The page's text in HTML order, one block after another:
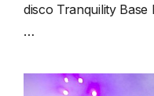
disco Tranquility Base
…